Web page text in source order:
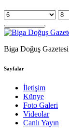
Biga Doğuş Gazetesi
Sayfalar
İletişim
Künye
Foto Galeri
Videolar
Canlı Yayın